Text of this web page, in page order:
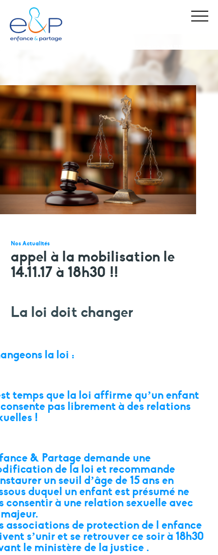
Stop Maltraitance - Stop Conflit
0 800 05 1234
Allo Parents Bébé
0 800 00 3456
Nos Actualités
appel à la mobilisation le
14.11.17 à 18h30 !!
La loi doit changer
la loi :
temps que la loi affirme qu’un enfant
pas librement à des relations
!
& Partage demande une
de la loi et recommande
un seuil d’âge de 15 ans en
duquel un enfant est présumé ne
consentir à une relation sexuelle avec
associations de protection de l enfance
s’unir et se retrouver ce soir à 18h30
le ministère de la justice .